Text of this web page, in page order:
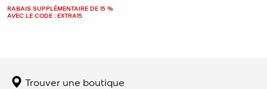
RABAIS SUPPLÉMENTAIRE DE 15 %
AVEC LE CODE : EXTRA15
Trouver une boutique